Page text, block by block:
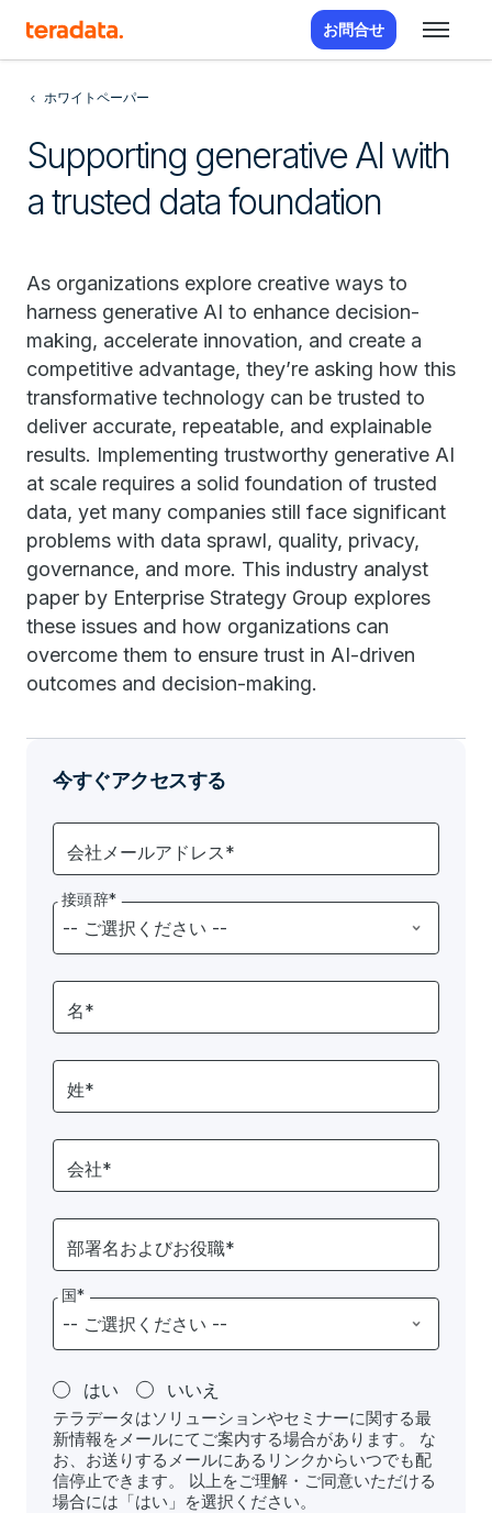
お問合せ
ホワイトペーパー
Supporting generative AI with
a trusted data foundation
As organizations explore creative ways to
harness generative AI to enhance decision-
making, accelerate innovation, and create a
competitive advantage, they’re asking how this
transformative technology can be trusted to
deliver accurate, repeatable, and explainable
results. Implementing trustworthy generative AI
at scale requires a solid foundation of trusted
data, yet many companies still face significant
problems with data sprawl, quality, privacy,
governance, and more. This industry analyst
paper by Enterprise Strategy Group explores
these issues and how organizations can
overcome them to ensure trust in AI-driven
outcomes and decision-making.
今すぐアクセスする
会社メールアドレス*
接頭辞*
名*
姓*
会社*
部署名およびお役職*
国*
はい いいえ
テラデータはソリューションやセミナーに関する最
新情報をメールにてご案内する場合があります。 な
お、お送りするメールにあるリンクからいつでも配
信停止できます。 以上をご理解・ご同意いただける
場合には「はい」を選択ください。